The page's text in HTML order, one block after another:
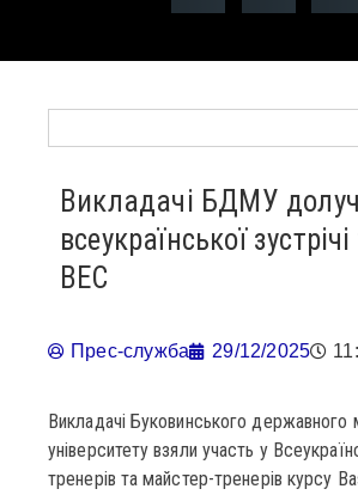
Викладачі БДМУ
всеукраїнської
BEC
Прес-служба 29/12/2025
Викладачі Буковинського державного
університету взяли участь у
тренерів та майстер-тренерів курсу